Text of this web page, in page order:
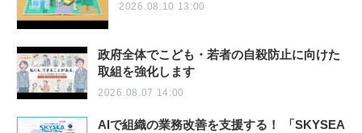
2026.08.10 13:00
政府全体でこども・若者の自殺防止に向けた
取組を強化します
2026.08.07 14:00
AIで組織の業務改善を支援する！ 「SKYSEA